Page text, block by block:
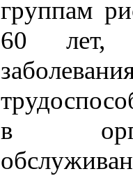
группам
60 лет,
в